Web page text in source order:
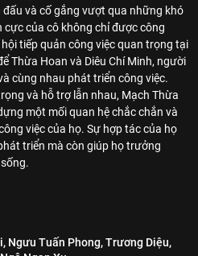
và cố gắng vượt qua những khó
cực của cô không chỉ được công
tiếp quản công việc quan trọng tại
Thừa Hoan và Diêu Chí Minh, người
cùng nhau phát triển công việc.
và hỗ trợ lẫn nhau, Mạch Thừa
một mối quan hệ chắc chắn và
việc của họ. Sự hợp tác của họ
triển mà còn giúp họ trưởng
Ngưu Tuấn Phong,Trương Diệu,